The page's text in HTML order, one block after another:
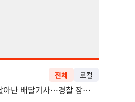
전체 로컬
신호위반 후 달아난 배달기사…경찰 잠복해 잡고보니 ‘반전’